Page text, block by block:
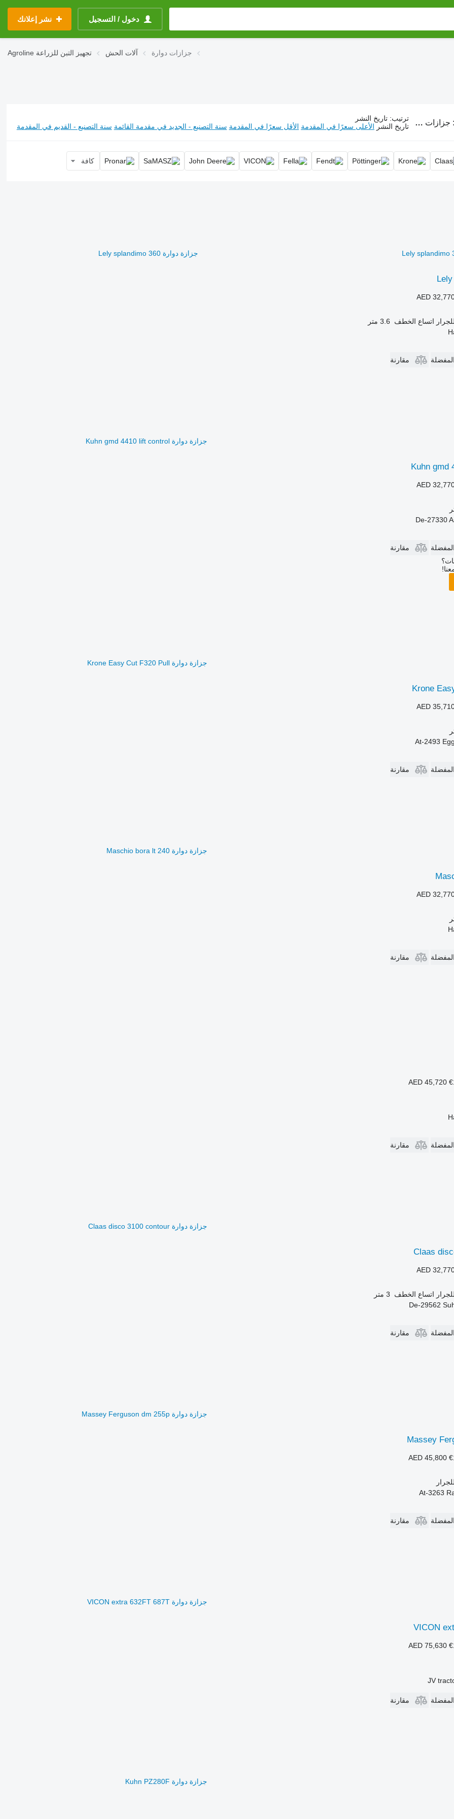
دخول / التسجيل نشر إعلانك
Agroline تجهيز التبن للزراعة آلات الحش جزازات دوارة
جزازات دوارة, جزازة القرص, جزازة الطبل ترتيب: تاريخ النشر
تاريخ النشر الأعلى سعرًا في المقدمة الأقل سعرًا في المقدمة سنة التصنيع - الجديد في مقدمة القائمة سنة التصنيع - القديم في المقدمة
كافة
جزازة دوارة Lely splandimo 360
AED
اتساع الخطف 3.6 متر
مقارنة
جزازة دوارة Kuhn gmd 4410 lift control
Kuhn gmd
AED
مقارنة
جزازة دوارة Krone Easy Cut F320 Pull
Krone
AED
مقارنة
جزازة دوارة Maschio bora lt 240
AED
مقارنة
AED 45,720
مقارنة
جزازة دوارة Claas disco 3100 contour
Claas
AED
اتساع الخطف 3 متر
مقارنة
جزازة دوارة Massey Ferguson dm 255p
Massey
AED 45,800
مقارنة
جزازة دوارة VICON extra 632FT 687T
VICON
AED 75,630
JV
مقارنة
جزازة دوارة Kuhn PZ280F